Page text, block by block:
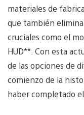
materiales de
que también
cruciales como el
HUD**. Con esta
de las opciones de
comienzo de la
haber completado